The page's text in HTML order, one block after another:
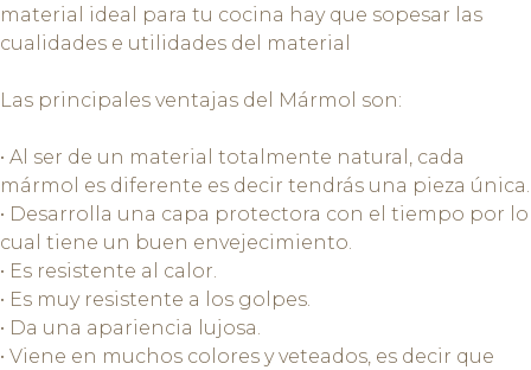
material ideal para tu cocina hay que sopesar las
cualidades e utilidades del material
Las principales ventajas del Mármol son:
• Al ser de un material totalmente natural, cada
mármol es diferente es decir tendrás una pieza única.
• Desarrolla una capa protectora con el tiempo por lo
cual tiene un buen envejecimiento.
• Es resistente al calor.
• Es muy resistente a los golpes.
• Da una apariencia lujosa.
• Viene en muchos colores y veteados, es decir que